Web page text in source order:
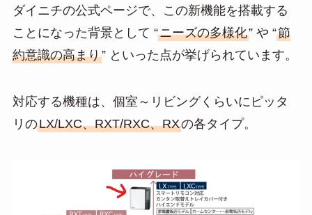
ダイニチの公式ページで、この新機能を搭載する
ことになった背景として “ニーズの多様化” や “節
約意識の高まり” といった点が挙げられています。
対応する機種は、個室～リビングくらいにピッタ
リのLX/LXC、RXT/RXC、RXの各タイプ。